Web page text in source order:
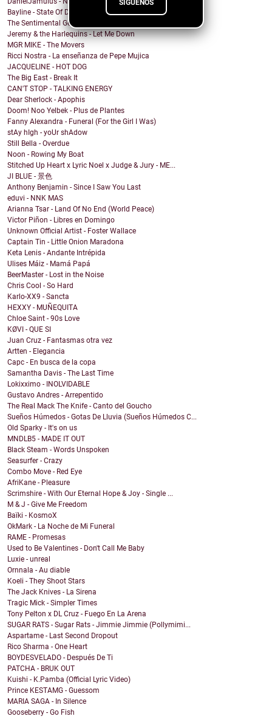
SÍGUENOS
Bayline - State Of Despair
The Sentimental Gents - I Wanna Rock With You Baby
Jeremy & the Harlequins - Let Me Down
MGR MIKE - The Movers
Ricci Nostra - La enseñanza de Pepe Mujica
JACQUELINE - HOT DOG
The Big East - Break It
CAN'T STOP - TALKING ENERGY
Dear Sherlock - Apophis
Doom! Noo Yelbek - Plus de Plantes
Fanny Alexandra - Funeral (For the Girl I Was)
stAy hIgh - yoUr shAdow
Still Bella - Overdue
Noon - Rowing My Boat
Stitched Up Heart x Lyric Noel x Judge & Jury - ME...
JI BLUE - 景色
Anthony Benjamin - Since I Saw You Last
eduvi - NNK MAS
Arianna Tsar - Land Of No End (World Peace)
Victor Piñon - Libres en Domingo
Unknown Official Artist - Foster Wallace
Captain Tin - Little Onion Maradona
Keta Lenis - Andante Intrépida
Ulises Máiz - Mamá Papá
BeerMaster - Lost in the Noise
Chris Cool - So Hard
Karlo-XX9 - Sancta
HEXXY - MUÑEQUITA
Chloe Saint - 90s Love
KØVI - QUE SI
Juan Cruz - Fantasmas otra vez
Artten - Elegancia
Capc - En busca de la copa
Samantha Davis - The Last Time
Lokixximo - INOLVIDABLE
Gustavo Andres - Arrepentido
The Real Mack The Knife - Canto del Goucho
Sueños Húmedos - Gotas De Lluvia (Sueños Húmedos C...
Old Sparky - It's on us
MNDLB5 - MADE IT OUT
Black Steam - Words Unspoken
Seasurfer - Crazy
Combo Move - Red Eye
AfriKane - Pleasure
Scrimshire - With Our Eternal Hope & Joy - Single ...
M & J - Give Me Freedom
Baïki - KosmoX
OkMark - La Noche de Mi Funeral
RAME - Promesas
Used to Be Valentines - Don't Call Me Baby
Luxie - unreal
Ornnala - Au diable
Koeli - They Shoot Stars
The Jack Knives - La Sirena
Tragic Mick - Simpler Times
Tony Pelton x DL Cruz - Fuego En La Arena
SUGAR RATS - Sugar Rats - Jimmie Jimmie (Pollymimi...
Aspartame - Last Second Dropout
Rico Sharma - One Heart
BOYDESVELADO - Después De Ti
PATCHA - BRUK OUT
Kuishi - K.Pamba (Official Lyric Video)
Prince KESTAMG - Guessom
MARIA SAGA - In Silence
Gooseberry - Go Fish